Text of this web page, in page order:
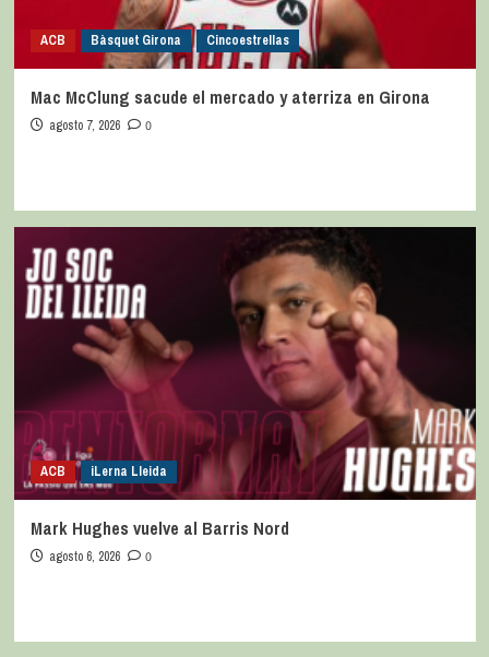
ACB Bàsquet Girona Cincoestrellas
Mac McClung sacude el mercado y aterriza en Girona
agosto 7, 2026 0
ACB iLerna Lleida
Mark Hughes vuelve al Barris Nord
agosto 6, 2026 0